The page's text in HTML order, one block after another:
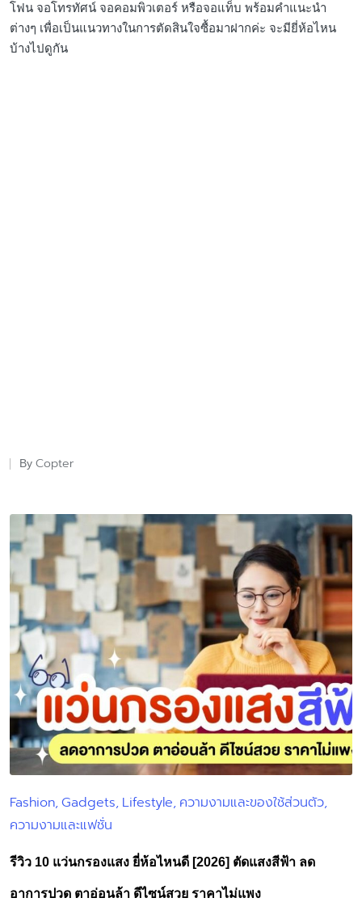
โฟน จอโทรทัศน์ จอคอมพิวเตอร์ หรือจอแท็บ พร้อมคำแนะนำ
ต่างๆ เพื่อเป็นแนวทางในการตัดสินใจซื้อมาฝากค่ะ จะมียี่ห้อไหน
บ้างไปดูกัน
Posted
By Copter
Posted
in
Fashion Gadgets Lifestyle ความงามและของใช้ส่วนตัว
ความงามและแฟชั่น
รีวิว 10 แว่นกรองแสง ยี่ห้อไหนดี [2026] ตัดแสงสีฟ้า ลด
อาการปวด ตาอ่อนล้า ดีไซน์สวย ราคาไม่แพง